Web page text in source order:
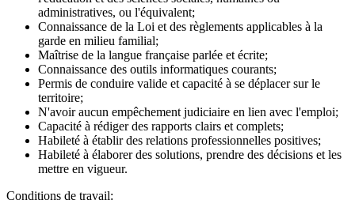
administratives, ou l'équivalent;
Connaissance de la Loi et des règlements applicables à la
garde en milieu familial;
Maîtrise de la langue française parlée et écrite;
Connaissance des outils informatiques courants;
Permis de conduire valide et capacité à se déplacer sur le
territoire;
N'avoir aucun empêchement judiciaire en lien avec l'emploi;
Capacité à rédiger des rapports clairs et complets;
Habileté à établir des relations professionnelles positives;
Habileté à élaborer des solutions, prendre des décisions et les
mettre en vigueur.
Conditions de travail: